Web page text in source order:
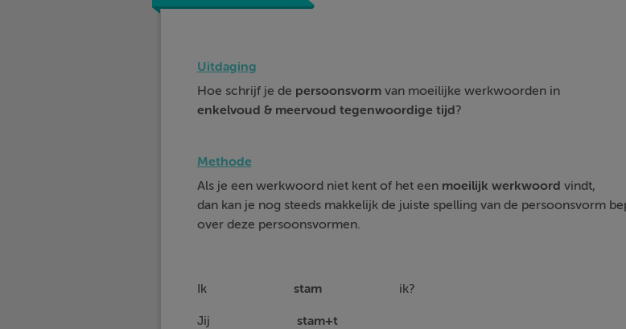
Uitdaging
Hoe schrijf je de persoonsvormvan moeilijke werkwoorden in
enkelvoud & meervoud tegenwoordige tijd?
Methode
Als je een werkwoord niet kent of het een moeilijk werkwoord vindt,
dan kan je nog steeds makkelijk de juiste spelling van de persoonsvorm
over deze persoonsvormen.
Ik stam ik?
Jij stam+t